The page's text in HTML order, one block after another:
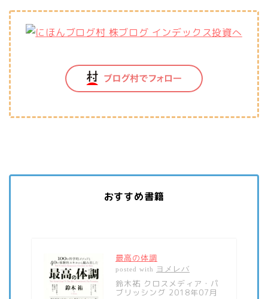
おすすめ書籍
最高の体調
posted with ヨメレバ
鈴木祐 クロスメディア・パ
ブリッシング 2018年07月